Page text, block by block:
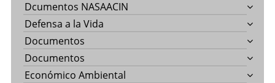
Dcumentos NASAACIN
Defensa a la Vida
Documentos
Documentos
Económico Ambiental